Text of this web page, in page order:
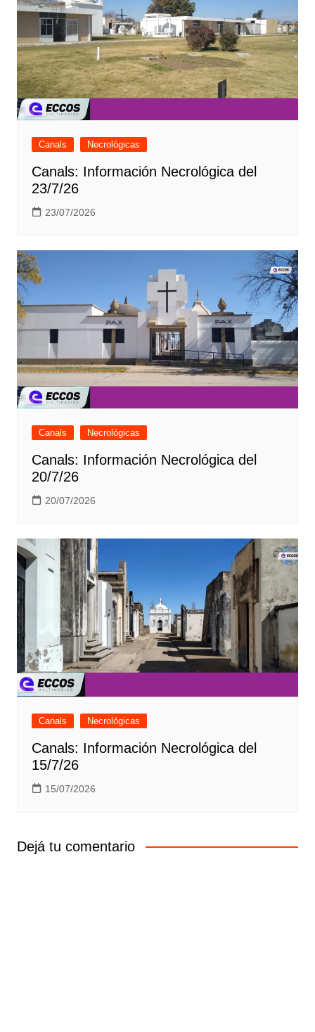
Canals Necrológicas
Canals: Información Necrológica del
23/7/26
23/07/2026
Canals Necrológicas
Canals: Información Necrológica del
20/7/26
20/07/2026
Canals Necrológicas
Canals: Información Necrológica del
15/7/26
15/07/2026
Dejá tu comentario